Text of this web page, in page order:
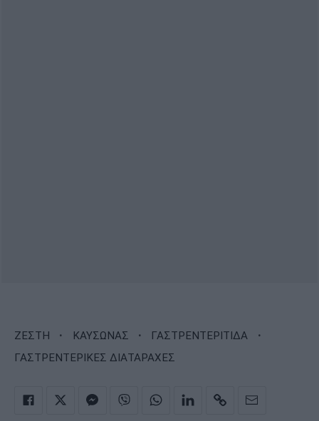
ΖΕΣΤΗ · ΚΑΥΣΩΝΑΣ · ΓΑΣΤΡΕΝΤΕΡΙΤΙΔΑ ·
ΓΑΣΤΡΕΝΤΕΡΙΚΕΣ ΔΙΑΤΑΡΑΧΕΣ